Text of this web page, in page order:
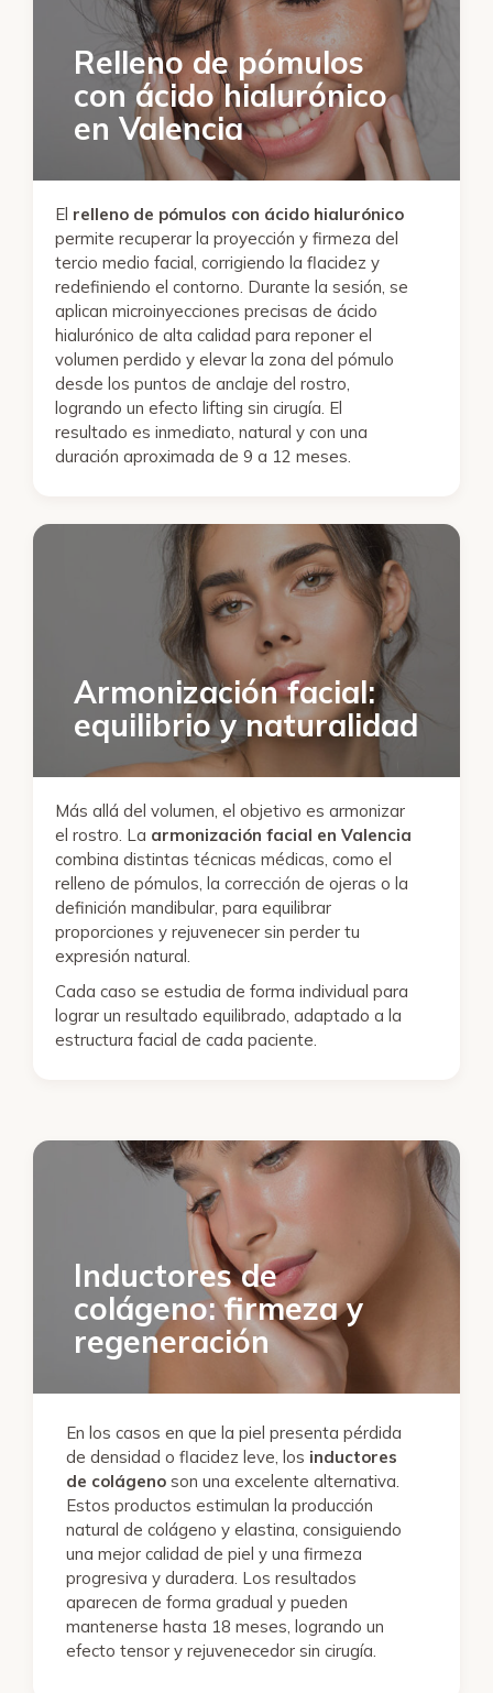
Relleno de pómulos
con ácido hialurónico
en Valencia
El relleno de pómulos con ácido hialurónico
permite recuperar la proyección y firmeza del
tercio medio facial, corrigiendo la flacidez y
redefiniendo el contorno. Durante la sesión, se
aplican microinyecciones precisas de ácido
hialurónico de alta calidad para reponer el
volumen perdido y elevar la zona del pómulo
desde los puntos de anclaje del rostro,
logrando un efecto lifting sin cirugía. El
resultado es inmediato, natural y con una
duración aproximada de 9 a 12 meses.
Armonización facial:
equilibrio y naturalidad
Más allá del volumen, el objetivo es armonizar
el rostro. La armonización facial en Valencia
combina distintas técnicas médicas, como el
relleno de pómulos, la corrección de ojeras o la
definición mandibular, para equilibrar
proporciones y rejuvenecer sin perder tu
expresión natural.
Cada caso se estudia de forma individual para
lograr un resultado equilibrado, adaptado a la
estructura facial de cada paciente.
Inductores de
colágeno: firmeza y
regeneración
En los casos en que la piel presenta pérdida
de densidad o flacidez leve, los inductores
de colágeno son una excelente alternativa.
Estos productos estimulan la producción
natural de colágeno y elastina, consiguiendo
una mejor calidad de piel y una firmeza
progresiva y duradera. Los resultados
aparecen de forma gradual y pueden
mantenerse hasta 18 meses, logrando un
efecto tensor y rejuvenecedor sin cirugía.